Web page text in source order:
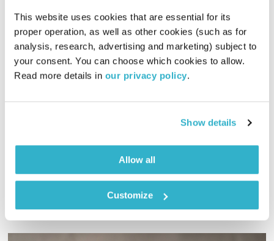
This website uses cookies that are essential for its
proper operation, as well as other cookies (such as for
analysis, research, advertising and marketing) subject to
your consent. You can choose which cookies to allow.
Read more details in our privacy policy.
Show details
Allow all
Customize
המחסן של הלב – 21.12.23
רובן להבויוסי בבליקי
יוסי בבליקי ורובן להב (בלאק לולו) מאחדים כוחות לשעתיים של